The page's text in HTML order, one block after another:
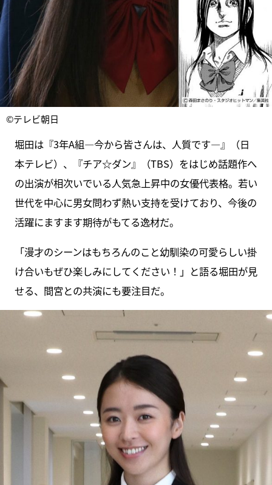
©テレビ朝日
堀田は『3年A組―今から皆さんは、人質です―』（日
本テレビ）、『チア☆ダン』（TBS）をはじめ話題作へ
の出演が相次いでいる人気急上昇中の女優代表格。若い
世代を中心に男女問わず熱い支持を受けており、今後の
活躍にますます期待がもてる逸材だ。
「漫才のシーンはもちろんのこと幼馴染の可愛らしい掛
け合いもぜひ楽しみにしてください！」と語る堀田が見
せる、間宮との共演にも要注目だ。